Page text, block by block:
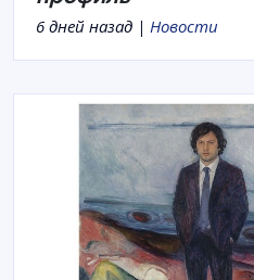
6 дней назад | Новости